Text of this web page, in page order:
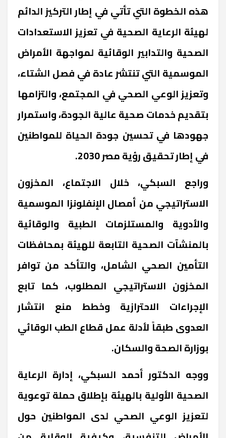
هذه الخطوة التي تأتي في إطار التركيز الدائم
لهيئة الرعاية الصحية في تعزيز الاستعدادات
الصحية والتدابير الوقائية لمواجهة الأمراض
الموسمية التي تنتشر عادة في فصل الشتاء،
وتعزيز الوعي الصحي في المجتمع، والتزامها
بتقديم خدمات صحية عالية الجودة، واستمرار
جهودها في تحسين جودة الحياة للمواطنين
في إطار تحقيق رؤية مصر 2030.
وراجع السبكي، خلال الاجتماع، المخزون
الاستراتيجي من أمصال الإنفلونزا الموسمية
والأدوية والمستلزمات الطبية والوقائية
بالمنشآت الصحية التابعة للهيئة بمحافظات
التأمين الصحي الشامل، والتأكد من توافر
المخزون الاستراتيجي المطلوب، كما تابع
الإجراءات الاحترازية وخطط منع انتشار
العدوى طبقاً لأدلة عمل قطاع الطب الوقائي
بوزارة الصحة والسكان.
ووجه الدكتور أحمد السبكي، إدارة الرعاية
الصحية الأولية بالهيئة بإطلاق حملة توعوية
لتعزيز الوعي الصحي لدى المواطنين حول